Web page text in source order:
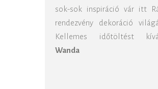
sok-sok inspiráció vár itt
rendezvény dekoráció
Kellemes időtöltést
Wanda